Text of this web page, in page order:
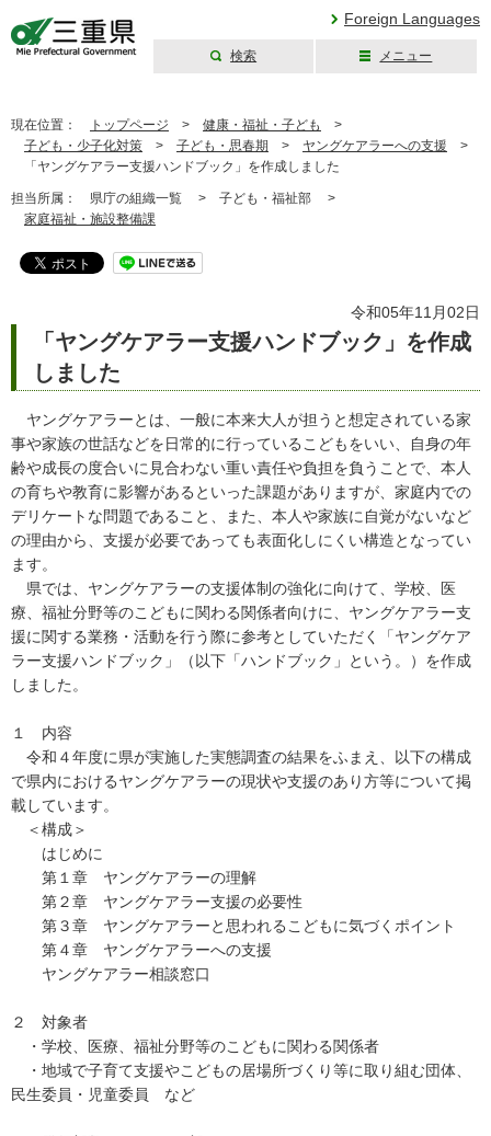
Foreign Languages
検索 メニュー
現在位置： トップページ > 健康・福祉・子ども
>
子ども・少子化対策 > 子ども・思春期 > ヤングケアラーへの支援 >
「ヤングケアラー支援ハンドブック」を作成しました
担当所属： 県庁の組織一覧 > 子ども・福祉部 >
家庭福祉・施設整備課
令和05年11月02日
「ヤングケアラー支援ハンドブック」を作成
しました
ヤングケアラーとは、一般に本来大人が担うと想定されている家
事や家族の世話などを日常的に行っているこどもをいい、自身の年
齢や成長の度合いに見合わない重い責任や負担を負うことで、本人
の育ちや教育に影響があるといった課題がありますが、家庭内での
デリケートな問題であること、また、本人や家族に自覚がないなど
の理由から、支援が必要であっても表面化しにくい構造となってい
ます。
県では、ヤングケアラーの支援体制の強化に向けて、学校、医
療、福祉分野等のこどもに関わる関係者向けに、ヤングケアラー支
援に関する業務・活動を行う際に参考としていただく「ヤングケア
ラー支援ハンドブック」（以下「ハンドブック」という。）を作成
しました。
１ 内容
令和４年度に県が実施した実態調査の結果をふまえ、以下の構成
で県内におけるヤングケアラーの現状や支援のあり方等について掲
載しています。
＜構成＞
はじめに
第１章 ヤングケアラーの理解
第２章 ヤングケアラー支援の必要性
第３章 ヤングケアラーと思われるこどもに気づくポイント
第４章 ヤングケアラーへの支援
ヤングケアラー相談窓口
２ 対象者
・学校、医療、福祉分野等のこどもに関わる関係者
・地域で子育て支援やこどもの居場所づくり等に取り組む団体、
民生委員・児童委員 など